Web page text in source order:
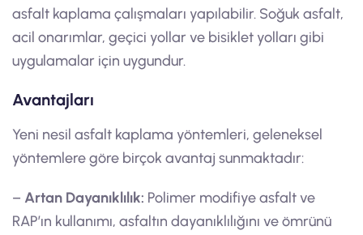
asfalt kaplama çalışmaları yapılabilir. Soğuk asfalt,
acil onarımlar, geçici yollar ve bisiklet yolları gibi
uygulamalar için uygundur.
Avantajları
Yeni nesil asfalt kaplama yöntemleri, geleneksel
yöntemlere göre birçok avantaj sunmaktadır:
– Artan Dayanıklılık: Polimer modifiye asfalt ve
RAP’ın kullanımı, asfaltın dayanıklılığını ve ömrünü